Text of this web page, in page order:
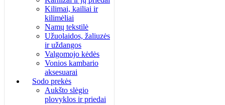
Kilimai, kailiai ir
kilimėliai
Namų tekstilė
Užuolaidos, žaliuzės
ir uždangos
Valgomojo kėdės
Vonios kambario
aksesuarai
Sodo prekės
Aukšto slėgio
plovyklos ir priedai